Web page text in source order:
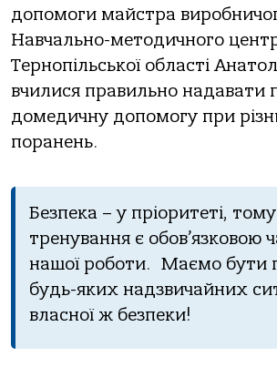
допомоги майстра
Навчально-методичного
Тернопільської області
вчилися правильно надавати
домедичну допомогу при
поранень.
Безпека – у пріоритеті,
тренування є обов’язковою
нашої роботи. Маємо бути
будь-яких надзвичайних
власної ж безпеки!